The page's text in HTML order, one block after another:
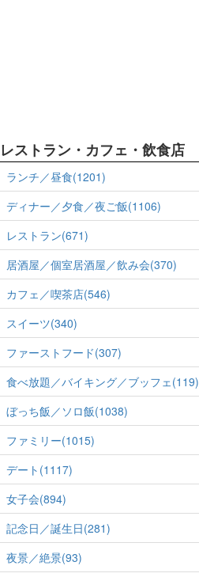
レストラン・カフェ・飲食店
ランチ／昼食(1201)
ディナー／夕食／夜ご飯(1106)
レストラン(671)
居酒屋／個室居酒屋／飲み会(370)
カフェ／喫茶店(546)
スイーツ(340)
ファーストフード(307)
食べ放題／バイキング／ブッフェ(119)
ぼっち飯／ソロ飯(1038)
ファミリー(1015)
デート(1117)
女子会(894)
記念日／誕生日(281)
夜景／絶景(93)